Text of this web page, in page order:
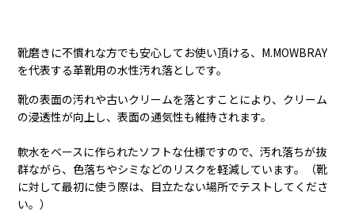
靴磨きに不慣れな方でも安心してお使い頂ける、 M.MOWBRAY
を代表する革靴用の水性汚れ落としです。
靴の表面の汚れや古いクリームを落とすことにより、 クリーム
の浸透性が向上し、表面の通気性も維持されます。
軟水をベースに作られたソフトな仕様ですので、汚れ落ちが抜
群ながら、色落ちやシミなどのリスクを軽減しています。
（靴
に対して最初に使う際は、目立たない場所でテストしてくださ
い。）